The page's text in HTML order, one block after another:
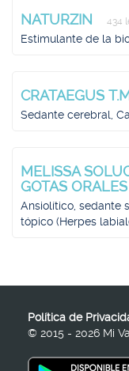
NATURZIN 434
Estimulante de la
CRATAEGUS
Sedante cerebral,
MELISSA
GOTAS ORALES
Ansiolítico, sedante
tópico (Herpes
Política de
© 2015 - 2026 Mi